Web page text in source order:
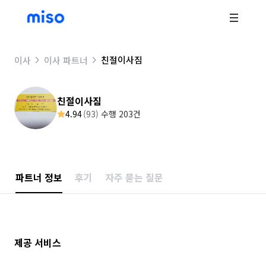
이사 이사 파트너 친절이사짐
친절이사짐
4.94(93) 수행 203건
파트너 정보 후기 자주 묻는 질문
제공 서비스